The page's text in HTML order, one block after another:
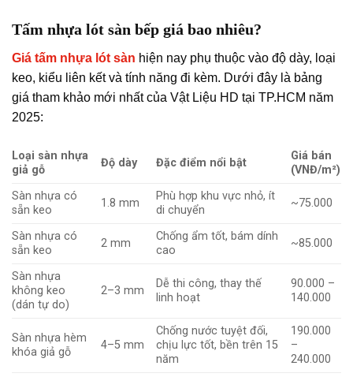
Tấm nhựa lót sàn bếp giá bao nhiêu?
Giá tấm nhựa lót sàn hiện nay phụ thuộc vào độ dày, loại
keo, kiểu liên kết và tính năng đi kèm. Dưới đây là bảng
giá tham khảo mới nhất của Vật Liệu HD tại TP.HCM năm
2025:
Loại sàn nhựa
giả gỗ
Độ dày Đặc điểm nổi bật
Giá bán
(VNĐ/m²)
Sàn nhựa có
sẵn keo
1.8 mm
Phù hợp khu vực nhỏ, ít
di chuyển
~75.000
Sàn nhựa có
sẵn keo
2 mm
Chống ẩm tốt, bám dính
cao
~85.000
Sàn nhựa
không keo
(dán tự do)
2–3 mm
Dễ thi công, thay thế
linh hoạt
90.000 –
140.000
Sàn nhựa hèm
khóa giả gỗ
4–5 mm
Chống nước tuyệt đối,
chịu lực tốt, bền trên 15
năm
190.000
–
240.000